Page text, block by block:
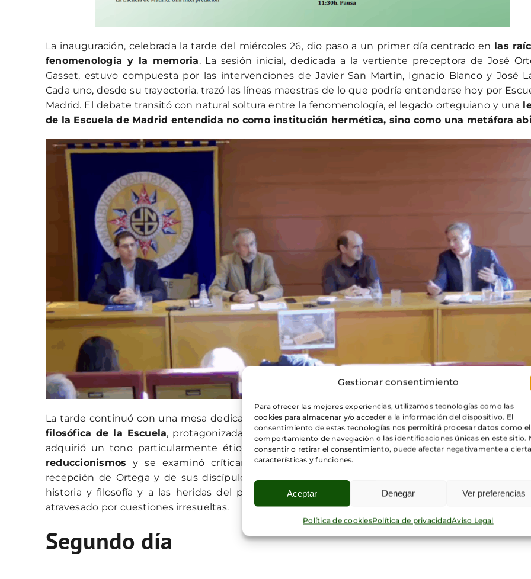
Gestionar consentimiento
Para ofrecer las mejores experiencias, utilizamos tecnologías como las
cookies para almacenar y/o acceder a la información del dispositivo. El
consentimiento de estas tecnologías nos permitirá procesar datos como el
comportamiento de navegación o las identificaciones únicas en este sitio.
consentir o retirar el consentimiento, puede afectar negativamente a
características y funciones.
Aceptar Denegar Ver preferencias
Política de cookiesPolítica de privacidadAviso Legal
La inauguración, celebrada la tarde del miércoles 26, dio paso a un primer día centrado en las
fenomenología y la memoria. La sesión inicial, dedicada a la vertiente preceptora de José
Gasset, estuvo compuesta por las intervenciones de Javier San Martín, Ignacio Blanco y José
Cada uno, desde su trayectoria, trazó las líneas maestras de lo que podría entenderse hoy por
Madrid. El debate transitó con natural soltura entre la fenomenología, el legado orteguiano y una
de la Escuela de Madrid entendida no como institución hermética, sino como una metáfora
La tarde continuó con una mesa dedicada ala guerra civil como punto de inflexión para la
filosófica de la Escuela, protagonizada por Jesús Conill, Carlos Nieto y Jesús M. Díaz. La
adquirió un tono particularmente ético. Se reivindicóuna razón integradora y plural frente
reduccionismos y se examinó críticamente el politicismo que, en ocasiones, ha
recepción de Ortega y de sus discípulos. La alusión a las políticas de memoria, a las tensiones
historia y filosofía y a las heridas del pasado mostró hasta qué punto el legado de la Escuela
atravesado por cuestiones irresueltas.
Segundo día